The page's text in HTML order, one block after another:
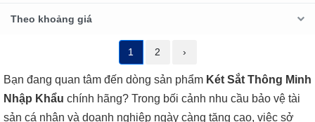
Theo khoảng giá
1 2 ›
Bạn đang quan tâm đến dòng sản phẩm Két Sắt Thông Minh
Nhập Khẩu chính hãng? Trong bối cảnh nhu cầu bảo vệ tài
sản cá nhân và doanh nghiệp ngày càng tăng cao, việc sở